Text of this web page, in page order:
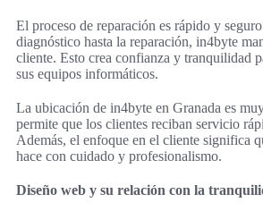
El proceso de reparación es rápido y
diagnóstico hasta la reparación, in4byte
cliente. Esto crea confianza y tranquilidad
sus equipos informáticos.
La ubicación de in4byte en Granada es
permite que los clientes reciban servicio
Además, el enfoque en el cliente significa
hace con cuidado y profesionalismo.
Diseño web y su relación con la